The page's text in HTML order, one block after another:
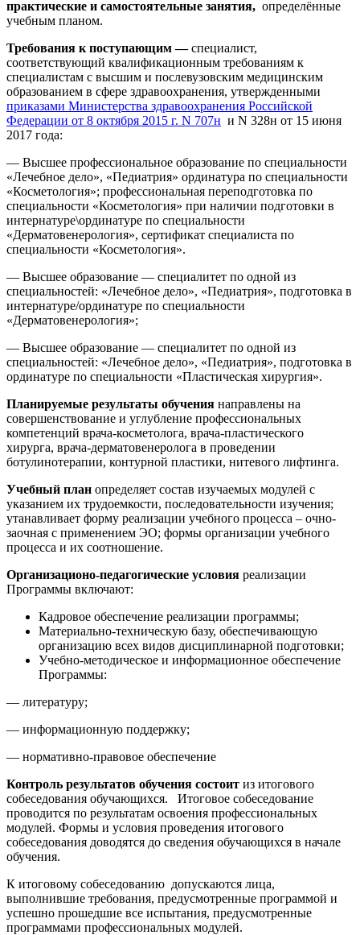
практические и самостоятельные занятия, определённые
учебным планом.
Требования к поступающим—специалист,
соответствующий квалификационным требованиям к
специалистам с высшим и послевузовским медицинским
образованием в сфере здравоохранения, утвержденными
приказами Министерства здравоохранения Российской
Федерации от 8 октября 2015 г. N 707н и N 328н от 15 июня
2017 года:
— Высшее профессиональное образование по специальности
«Лечебное дело», «Педиатрия» ординатура по специальности
«Косметология»; профессиональная переподготовка по
специальности «Косметология» при наличии подготовки в
интернатуре\ординатуре по специальности
«Дерматовенерология», сертификат специалиста по
специальности «Косметология».
— Высшее образование — специалитет по одной из
специальностей: «Лечебное дело», «Педиатрия», подготовка в
интернатуре/ординатуре по специальности
«Дерматовенерология»;
— Высшее образование — специалитет по одной из
специальностей: «Лечебное дело», «Педиатрия», подготовка в
ординатуре по специальности «Пластическая хирургия».
Планируемые результаты обучения направлены на
совершенствование и углубление профессиональных
компетенций врача-косметолога, врача-пластического
хирурга, врача-дерматовенеролога в проведении
ботулинотерапии, контурной пластики, нитевого лифтинга.
Учебный план определяет состав изучаемых модулей с
указанием их трудоемкости, последовательности изучения;
утанавливает форму реализации учебного процесса – очно-
заочная с применением ЭО; формы организации учебного
процесса и их соотношение.
Организационо-педагогические условия реализации
Программы включают:
Кадровое обеспечение реализации программы;
Материально-техническую базу, обеспечивающую
организацию всех видов дисциплинарной подготовки;
Учебно-методическое и информационное обеспечение
Программы:
— литературу;
— информационную поддержку;
— нормативно-правовое обеспечение
Контроль результатов обучения состоит из итогового
собеседования обучающихся. Итоговое собеседование
проводится по результатам освоения профессиональных
модулей. Формы и условия проведения итогового
собеседования доводятся до сведения обучающихся в начале
обучения.
К итоговому собеседованию допускаются лица,
выполнившие требования, предусмотренные программой и
успешно прошедшие все испытания, предусмотренные
программами профессиональных модулей.